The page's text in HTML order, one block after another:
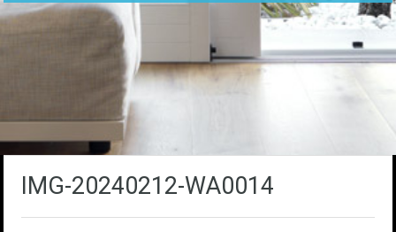
IMG-20240212-WA0014